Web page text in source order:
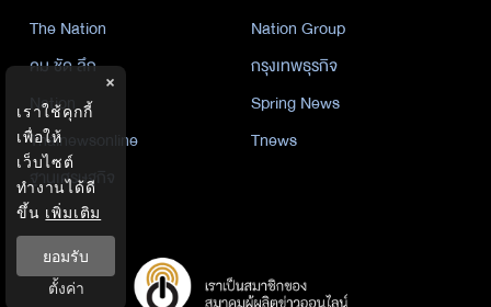
The Nation
Nation Group
คม ชัด ลึก
กรุงเทพธุรกิจ
Nation
Spring News
Thainewsonline
Tnews
ฐานเศรษฐกิจ
×
เราใช้คุกกี้
เพื่อให้
เว็บไซต์
ทำงานได้ดี
ขึ้น เพิ่มเติม
ยอมรับ
ตั้งค่า